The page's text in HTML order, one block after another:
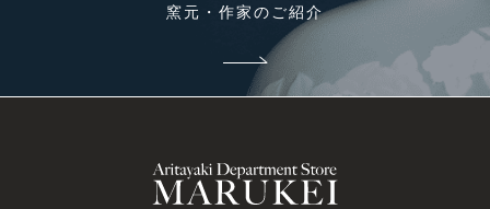
窯元・作家のご紹介